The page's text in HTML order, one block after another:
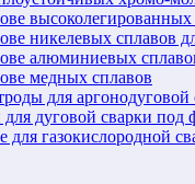
никелевых сплавов
алюминиевых
медных сплавов
для аргонодуговой
дуговой сварки под
газокислородной